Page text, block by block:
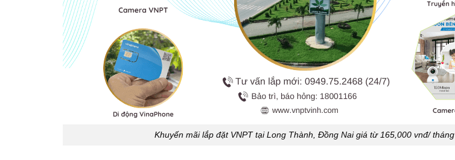
Khuyến mãi lắp đặt VNPT tại Long Thành, Đồng Nai giá từ 165,000 vnđ/ tháng